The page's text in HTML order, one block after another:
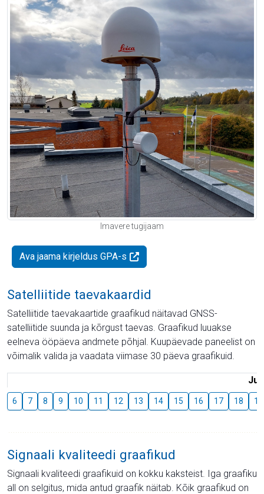
Imavere tugijaam
Ava jaama kirjeldus GPA-s
Satelliitide taevakaardid
Satelliitide taevakaartide graafikud näitavad GNSS-
satelliitide suunda ja kõrgust taevas. Graafikud luuakse
eelneva ööpäeva andmete põhjal. Kuupäevade paneelist on
võimalik valida ja vaadata viimase 30 päeva graafikuid.
6 7 8 9 10 11 12 13 14 15 16 17 18 19
Signaali kvaliteedi graafikud
Signaali kvaliteedi graafikuid on kokku kaksteist. Iga graafiku
all on selgitus, mida antud graafik näitab. Kõik graafikud on